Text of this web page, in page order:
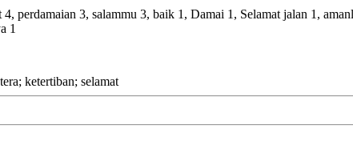
perdamaian 3, salammu 3, baik 1, Damai 1, Selamat jalan 1,
1
ketertiban; selamat